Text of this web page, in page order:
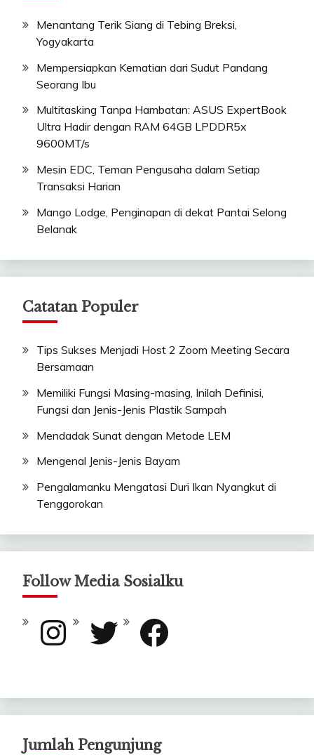
Menantang Terik Siang di Tebing Breksi,
Yogyakarta
Mempersiapkan Kematian dari Sudut Pandang
Seorang Ibu
Multitasking Tanpa Hambatan: ASUS ExpertBook
Ultra Hadir dengan RAM 64GB LPDDR5x
9600MT/s
Mesin EDC, Teman Pengusaha dalam Setiap
Transaksi Harian
Mango Lodge, Penginapan di dekat Pantai Selong
Belanak
Catatan Populer
Tips Sukses Menjadi Host 2 Zoom Meeting Secara
Bersamaan
Memiliki Fungsi Masing-masing, Inilah Definisi,
Fungsi dan Jenis-Jenis Plastik Sampah
Mendadak Sunat dengan Metode LEM
Mengenal Jenis-Jenis Bayam
Pengalamanku Mengatasi Duri Ikan Nyangkut di
Tenggorokan
Follow Media Sosialku
Instagram Twitter Facebook
Jumlah Pengunjung